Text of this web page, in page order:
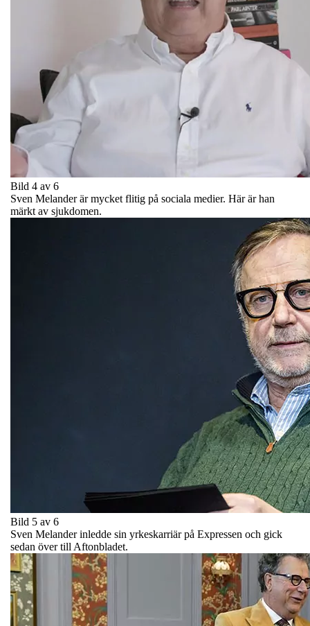
Bild 4 av 6
Sven Melander är mycket flitig på sociala medier. Här är han
märkt av sjukdomen.
Bild 5 av 6
Sven Melander inledde sin yrkeskarriär på Expressen och gick
sedan över till Aftonbladet.